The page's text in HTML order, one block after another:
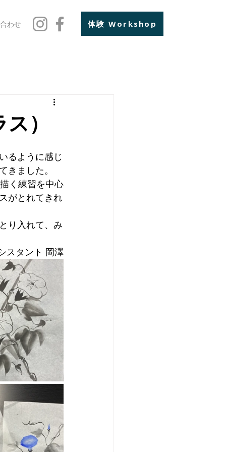
わせ 体験 Workshop
）
るように感じ
ました。
く練習を中心
がとれてきれ
り入れて、み
スタント 岡澤